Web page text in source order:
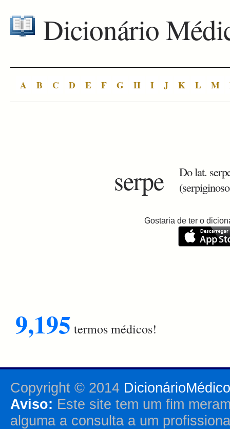
Dicionário
A B C D E F G H I J K L M
serpe
Do lat.
Gostaria de ter o
9,195 termos médicos!
Copyright © 2014
Aviso: Este site tem um fim
alguma a consulta a um